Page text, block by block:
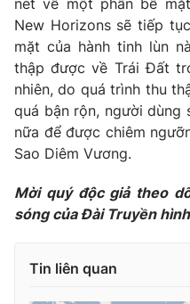
VTV Money
VTV Sức khoẻ
Thị trường 24h
VTV4
New Horizons sẽ tiếp
mặt của hành tinh lùn
thập được về Trái Đất
nhiên, do quá trình thu
quá bận rộn, người
nữa để được chiêm
Sao Diêm Vương.
Mời quý độc giả theo
sóng của Đài Truyền
Tin liên quan